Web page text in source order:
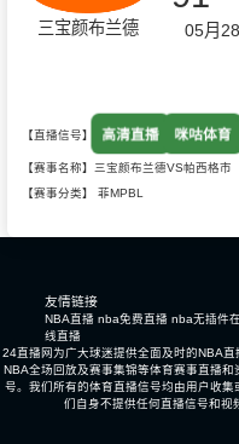
三宝颜布兰德 05月
【直播信号】 高清直播 咪咕体育
【赛事名称】三宝颜布兰德VS帕西格市
【赛事分类】 菲MPBL
友情链接
NBA直播 nba免费直播 nba无插件在
线直播
24直播网为广大球迷提供全面及时的NBA直
NBA全场回放及赛事集锦等体育赛事直播
号。我们所有的体育直播信号均由用户收
们自身不提供任何直播信号和视